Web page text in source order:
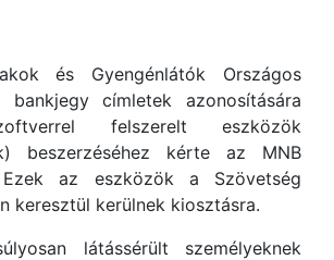
és Gyengénlátók Országos
bankjegy címletek azonosítására
felszerelt eszközök
beszerzéséhez kérte az MNB
Ezek az eszközök a Szövetség
keresztül kerülnek kiosztásra.
látássérült személyeknek